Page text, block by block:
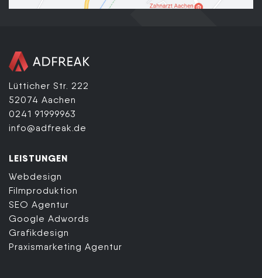
Lütticher Str. 222
52074 Aachen
0241 91999963
info@adfreak.de
LEISTUNGEN
Webdesign
Filmproduktion
SEO Agentur
Google Adwords
Grafikdesign
Praxismarketing Agentur